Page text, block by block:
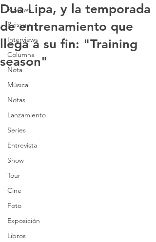
Reviews
Reissues
Interviews
Columna
Nota
Música
Notas
Lanzamiento
Series
Entrevista
Show
Tour
Cine
Foto
Exposición
Libros
Dua Lipa, y la temporada
de entrenamiento que
llega a su fin: "Training
season"